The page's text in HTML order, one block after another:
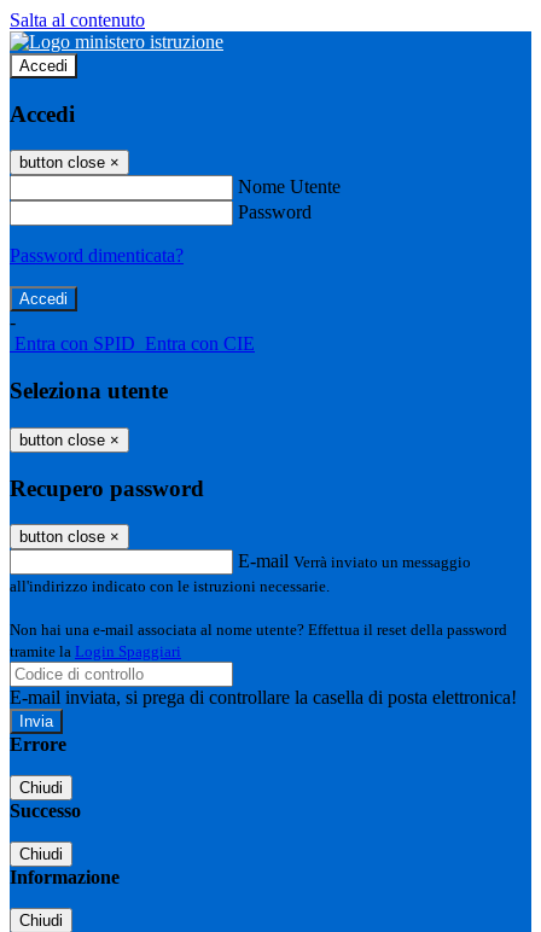
Salta al contenuto
Accedi
Accedi
button close ×
Nome Utente
Password
Password dimenticata?
-
Entra con SPID Entra con CIE
Seleziona utente
button close ×
Recupero password
button close ×
E-mail Verrà inviato un messaggio
all'indirizzo indicato con le istruzioni necessarie.
Non hai una e-mail associata al nome utente? Effettua il reset della password
tramite la Login Spaggiari
E-mail inviata, si prega di controllare la casella di posta elettronica!
Errore
Chiudi
Successo
Chiudi
Informazione
Chiudi